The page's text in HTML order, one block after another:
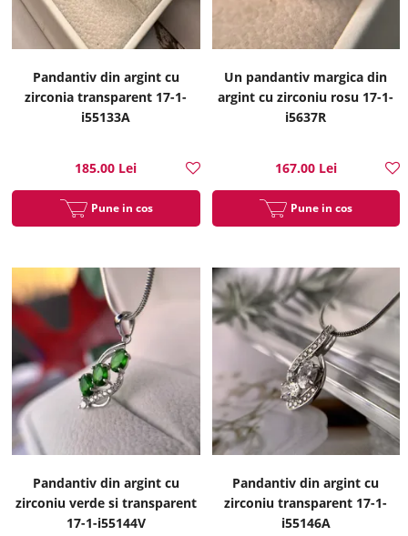
Pandantiv din argint cu
zirconia transparent 17-1-
i55133A
185.00 Lei
Pune in cos
Un pandantiv margica din
argint cu zirconiu rosu 17-1-
i5637R
167.00 Lei
Pune in cos
Pandantiv din argint cu
zirconiu verde si transparent
17-1-i55144V
Pandantiv din argint cu
zirconiu transparent 17-1-
i55146A